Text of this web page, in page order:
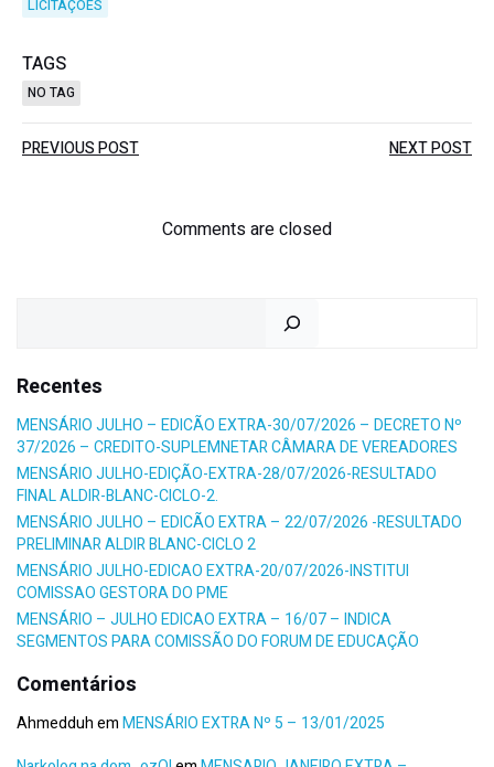
LICITAÇÕES
TAGS
NO TAG
Post
navigation
PREVIOUS POST
navigation
NEXT POST
Comments are closed
Recentes
MENSÁRIO JULHO – EDICÃO EXTRA-30/07/2026 – DECRETO Nº
37/2026 – CREDITO-SUPLEMNETAR CÂMARA DE VEREADORES
MENSÁRIO JULHO-EDIÇÃO-EXTRA-28/07/2026-RESULTADO
FINAL ALDIR-BLANC-CICLO-2.
MENSÁRIO JULHO – EDICÃO EXTRA – 22/07/2026 -RESULTADO
PRELIMINAR ALDIR BLANC-CICLO 2
MENSÁRIO JULHO-EDICAO EXTRA-20/07/2026-INSTITUI
COMISSAO GESTORA DO PME
MENSÁRIO – JULHO EDICAO EXTRA – 16/07 – INDICA
SEGMENTOS PARA COMISSÃO DO FORUM DE EDUCAÇÃO
Comentários
AhmedduhemMENSÁRIO EXTRA Nº 5 – 13/01/2025